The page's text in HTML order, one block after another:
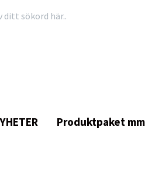
Produktpaket mm